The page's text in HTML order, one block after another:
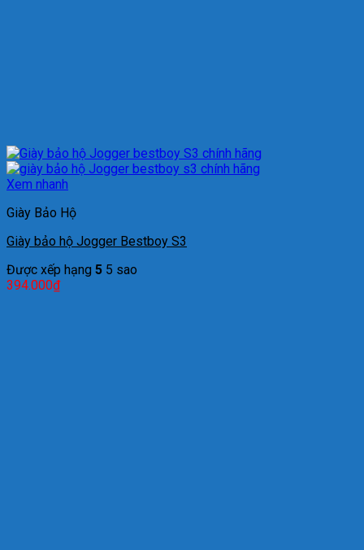
Xem nhanh
Giày Bảo Hộ
Giày bảo hộ Jogger Bestboy S3
Được xếp hạng 5 5 sao
394.000₫